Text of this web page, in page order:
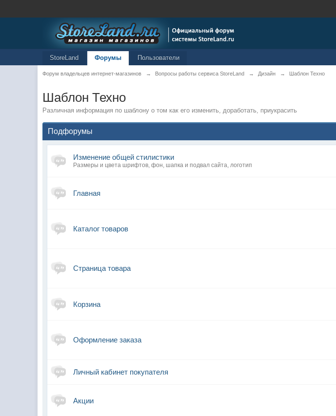
StoreLand Форумы Пользователи
Форум владельцев интернет-магазинов → Вопросы работы сервиса StoreLand → Дизайн → Шаблон Техно
Шаблон Техно
Различная информация по шаблону о том как его изменить, доработать, приукрасить
Подфорумы
Изменение общей стилистики
Размеры и цвета шрифтов, фон, шапка и подвал сайта, логотип
Главная
Каталог товаров
Страница товара
Корзина
Оформление заказа
Личный кабинет покупателя
Акции